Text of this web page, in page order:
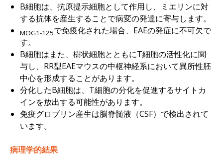
B細胞は、抗原提示細胞として作用し、ミエリンに対
する抗体を産生することで病変の発達に寄与します。
MOG1-125で免疫化された場合、EAEの発症に不可欠で
す。
B細胞はまた、樹状細胞とともにT細胞の活性化に関
与し、RR型EAEマウスの中枢神経系において異所性胚
中心を形成することがあります。
分化したB細胞は、T細胞の分化を促進するサイトカ
インを放出する可能性があります。
免疫グロブリン産生は脳脊髄液（CSF）で検出されて
います。
病理学的結果